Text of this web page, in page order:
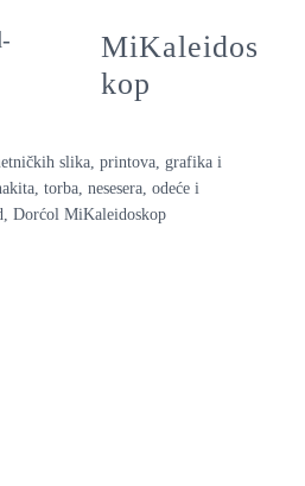
MiKaleidos
kop
slika, printova, grafika i
torba, nesesera, odeće i
Dorćol MiKaleidoskop